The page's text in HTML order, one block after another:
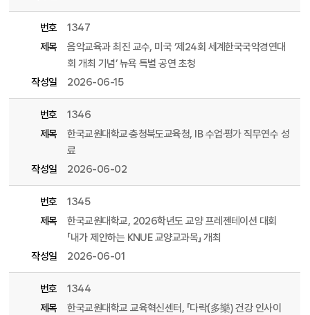
번호
1347
제목
음악교육과 최진 교수, 미국 ‘제24회 세계한국국악경연대
회 개최 기념’ 뉴욕 특별 공연 초청
작성일
2026-06-15
번호
1346
제목
한국교원대학교·충청북도교육청, IB 수업·평가 직무연수 성
료
작성일
2026-06-02
번호
1345
제목
한국교원대학교, 2026학년도 교양 프레젠테이션 대회
「내가 제안하는 KNUE 교양교과목」 개최
작성일
2026-06-01
번호
1344
제목
한국교원대학교 교육혁신센터, 「다락(多樂) 건강 인사이